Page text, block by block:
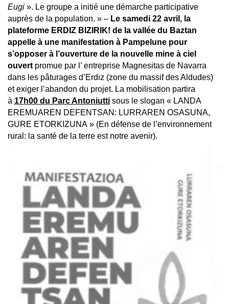
Eugi ». Le groupe a initié une démarche participative
auprès de la population. » – Le samedi 22 avril, la
plateforme ERDIZ BIZIRIK! de la vallée du Baztan
appelle à une manifestation à Pampelune pour
s’opposer à l’ouverture de la nouvelle mine à ciel
ouvert promue par l’ entreprise Magnesitas de Navarra
dans les pâturages d’Erdiz (zone du massif des Aldudes)
et exiger l’abandon du projet. La mobilisation partira
à 17h00 du Parc Antoniutti sous le slogan « LANDA
EREMUAREN DEFENTSAN: LURRAREN OSASUNA,
GURE ETORKIZUNA » (En défense de l’environnement
rural: la santé de la terre est notre avenir).